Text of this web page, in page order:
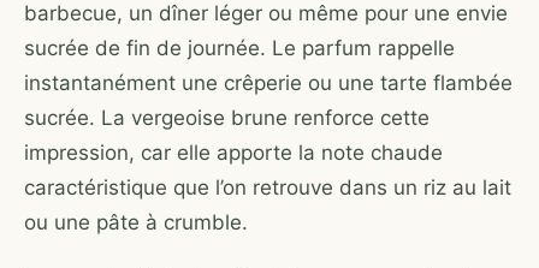
barbecue, un dîner léger ou même pour une envie
sucrée de fin de journée. Le parfum rappelle
instantanément une crêperie ou une tarte flambée
sucrée. La vergeoise brune renforce cette
impression, car elle apporte la note chaude
caractéristique que l’on retrouve dans un riz au lait
ou une pâte à crumble.